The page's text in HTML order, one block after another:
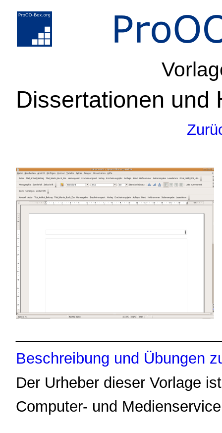
Dissertationen und
Beschreibung und Übungen
Der Urheber dieser Vorlage
Computer- und